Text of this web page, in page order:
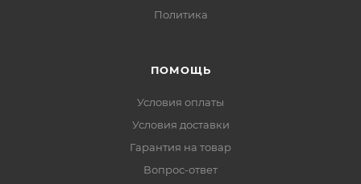
Политика
ПОМОЩЬ
Условия оплаты
Условия доставки
Гарантия на товар
Вопрос-ответ